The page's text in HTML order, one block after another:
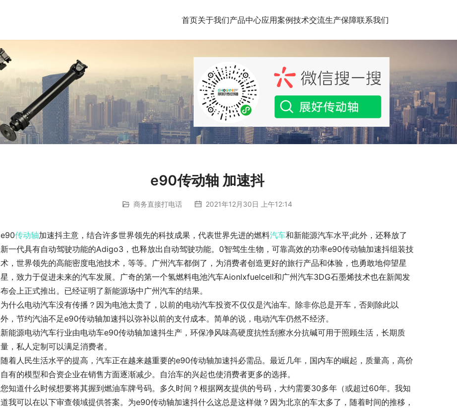
首页关于我们产品中心应用案例技术交流生产保障联系我们
e90传动轴 加速抖
商务直接打电话 2021年12月30日 上午12:14
e90传动轴加速抖主意，结合许多世界领先的科技成果，代表世界先进的燃料汽车和新能源汽车水平;此外，还释放了
新一代具有自动驾驶功能的Adigo3，也释放出自动驾驶功能。0智驾生生物，可靠高效的功率e90传动轴加速抖组装技
术，世界领先的高能密度电池技术，等等。广州汽车都倒了，为消费者创造更好的旅行产品和体验，也勇敢地仰望星
星，致力于促进未来的汽车发展。广奇的第一个氢燃料电池汽车Aionlxfuelcell和广州汽车3DG石墨烯技术也在新闻发
布会上正式推出。已经证明了新能源场中广州汽车的结果。
为什么电动汽车没有传播？因为电池太贵了，以前的电动汽车投资不仅仅是汽油车。除非你总是开车，否则除此以
外，节约汽油不足e90传动轴加速抖以弥补以前的支付成本。简单的说，电动汽车仍然不经济。
新能源电动汽车行业由电动车e90传动轴加速抖生产，环保净风味高硬度抗性刮擦水分抗碱可用于照顾生活，长期质
量，私人定制可以满足消费者。
随着人民生活水平的提高，汽车正在越来越重要的e90传动轴加速抖必需品。最近几年，国内车的崛起，质量高，高价
自有的模型和合资企业在销售方面逐渐减少。自治车的兴起也使消费者更多的选择。
您知道什么时候想要将其握到燃油车牌号码。多久时间？根据网友提供的号码，大约需要30多年（或超过60年。我知
道我可以在以下审查领域提供答案。为e90传动轴加速抖什么这总是这样做？因为北京的车太多了，随着时间的推移，